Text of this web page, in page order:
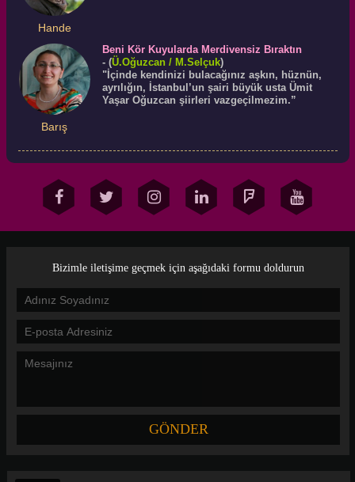
Hande
Barış
Beni Kör Kuyularda Merdivensiz Bıraktın
- (Ü.Oğuzcan/ M.Selçuk)
"İçinde kendinizi bulacağınız aşkın, hüznün,
ayrılığın, İstanbul’un şairi büyük usta Ümit
Yaşar Oğuzcan şiirleri vazgeçilmezim.”
Bizimle iletişime geçmek için aşağıdaki formu doldurun